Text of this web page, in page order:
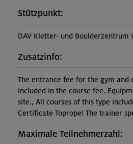
Stützpunkt:
DAV Kletter- und Boulderzentrum
Zusatzinfo:
The entrance fee for the gym
included in the course fee.
site., All courses of this type
Certificate Toprope! The trainer
Maximale Teilnehmerzahl: